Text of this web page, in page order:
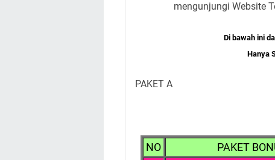
mengunjungi Website
Di bawah ini
Hanya
PAKET A
NO
PAKET